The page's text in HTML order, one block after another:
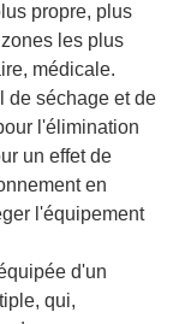
propre, plus
les plus
médicale.
de séchage et de
l'élimination
un effet de
en
l'équipement
d'un
qui,